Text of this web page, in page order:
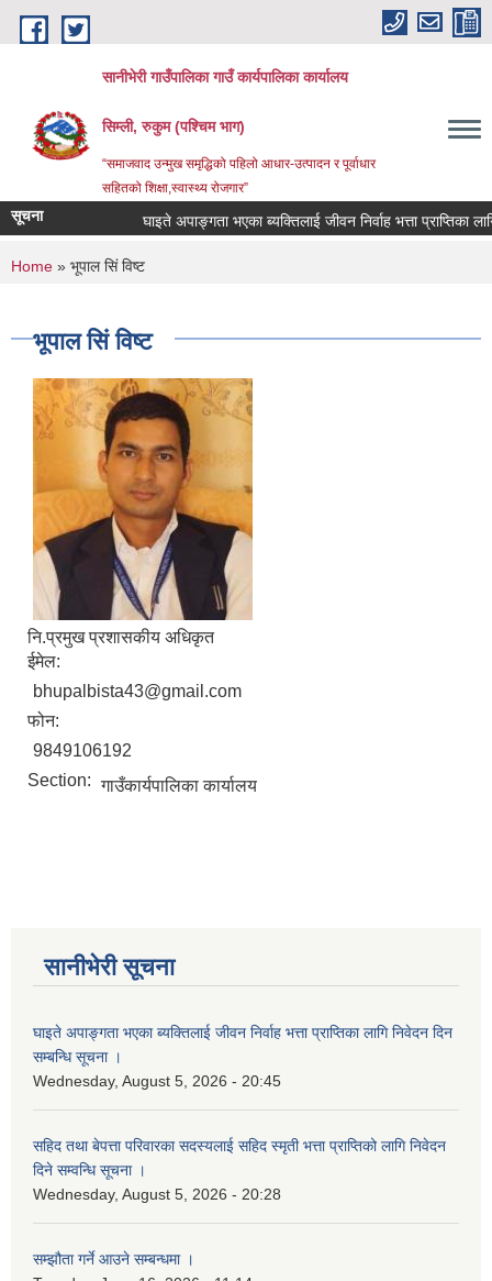
Skip to main content
सानीभेरी गाउँपालिका गाउँ कार्यपालिका कार्यालय
सिम्ली, रुकुम (पश्चिम भाग)
“समाजवाद उन्मुख समृद्धिको पहिलो आधार-उत्पादन र पूर्वाधार
सहितको शिक्षा,स्वास्थ्य रोजगार”
सूचना घाइते अपाङ्गता भएका ब्यक्तिलाई जीवन निर्वाह भत्ता प्राप्तिका लागि
You are here
Home » भूपाल सिं विष्ट
भूपाल सिं विष्ट
नि.प्रमुख प्रशासकीय अधिकृत
ईमेल:
bhupalbista43@gmail.com
फोन:
9849106192
Section: गाउँकार्यपालिका कार्यालय
सानीभेरी सूचना
घाइते अपाङ्गता भएका ब्यक्तिलाई जीवन निर्वाह भत्ता प्राप्तिका लागि निवेदन दिन
सम्बन्धि सूचना ।
Wednesday, August 5, 2026 - 20:45
सहिद तथा बेपत्ता परिवारका सदस्यलाई सहिद स्मृती भत्ता प्राप्तिको लागि निवेदन
दिने सम्वन्धि सूचना ।
Wednesday, August 5, 2026 - 20:28
सम्झौता गर्ने आउने सम्बन्धमा ।